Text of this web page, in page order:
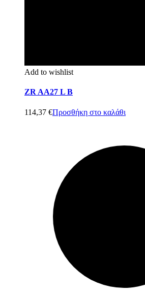
Add to wishlist
ZR AA27 L B
114,37 €Προσθήκη στο καλάθι